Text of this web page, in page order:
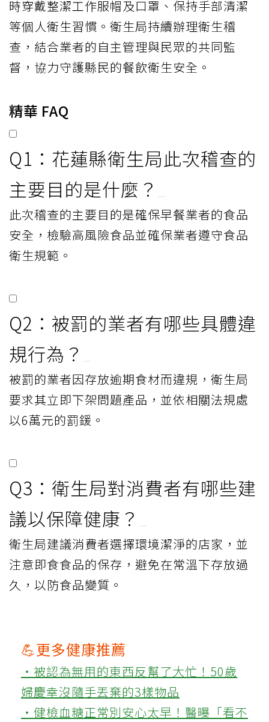
時穿戴整潔工作服帽及口罩、保持手部清潔
等個人衛生習慣。衛生局持續辦理衛生稽
查，結合業者的自主管理與民眾的共同監
督，協力守護縣民的餐飲衛生安全。
精華 FAQ
Q1：花蓮縣衛生局此次稽查的
主要目的是什麼？
此次稽查的主要目的是確保早餐業者的食品
安全，檢驗高風險食品並確保業者遵守食品
衛生規範。
Q2：被罰的業者有哪些具體違
規行為？
被罰的業者因存放逾期食材而違規，衛生局
要求其立即下架問題產品，並依相關法規處
以6萬元的罰鍰。
Q3：衛生局對消費者有哪些建
議以保障健康？
衛生局建議消費者選擇環境潔淨的店家，並
注意即食食品的保存，避免在常溫下存放過
久，以防食品變質。
💪更多健康推薦
‧被認為無用的東西反幫了大忙！50歲
婦慶幸沒隨手丟棄的3樣物品
‧健檢血糖正常別安心太早！醫曝「看不